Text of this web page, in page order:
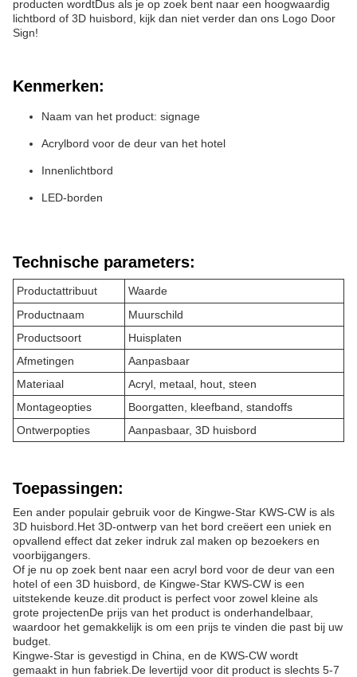
producten wordtDus als je op zoek bent naar een hoogwaardig
lichtbord of 3D huisbord, kijk dan niet verder dan ons Logo Door
Sign!
Kenmerken:
Naam van het product: signage
Acrylbord voor de deur van het hotel
Innenlichtbord
LED-borden
Technische parameters:
Productattribuut
Waarde
Productnaam
Muurschild
Productsoort
Huisplaten
Afmetingen
Aanpasbaar
Materiaal
Acryl, metaal, hout, steen
Montageopties
Boorgatten, kleefband, standoffs
Ontwerpopties
Aanpasbaar, 3D huisbord
Toepassingen:
Een ander populair gebruik voor de Kingwe-Star KWS-CW is als
3D huisbord.Het 3D-ontwerp van het bord creëert een uniek en
opvallend effect dat zeker indruk zal maken op bezoekers en
voorbijgangers.
Of je nu op zoek bent naar een acryl bord voor de deur van een
hotel of een 3D huisbord, de Kingwe-Star KWS-CW is een
uitstekende keuze.dit product is perfect voor zowel kleine als
grote projectenDe prijs van het product is onderhandelbaar,
waardoor het gemakkelijk is om een prijs te vinden die past bij uw
budget.
Kingwe-Star is gevestigd in China, en de KWS-CW wordt
gemaakt in hun fabriek.De levertijd voor dit product is slechts 5-7